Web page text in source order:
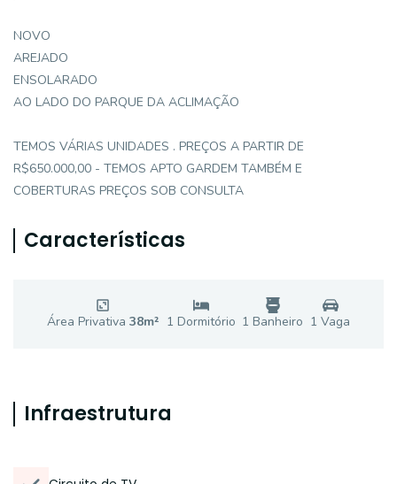
NOVO
AREJADO
ENSOLARADO
AO LADO DO PARQUE DA ACLIMAÇÃO
TEMOS VÁRIAS UNIDADES . PREÇOS A PARTIR DE
R$650.000,00 - TEMOS APTO GARDEM TAMBÉM E
COBERTURAS PREÇOS SOB CONSULTA
Características
Área Privativa 38m² 1 Dormitório 1 Banheiro 1 Vaga
Infraestrutura